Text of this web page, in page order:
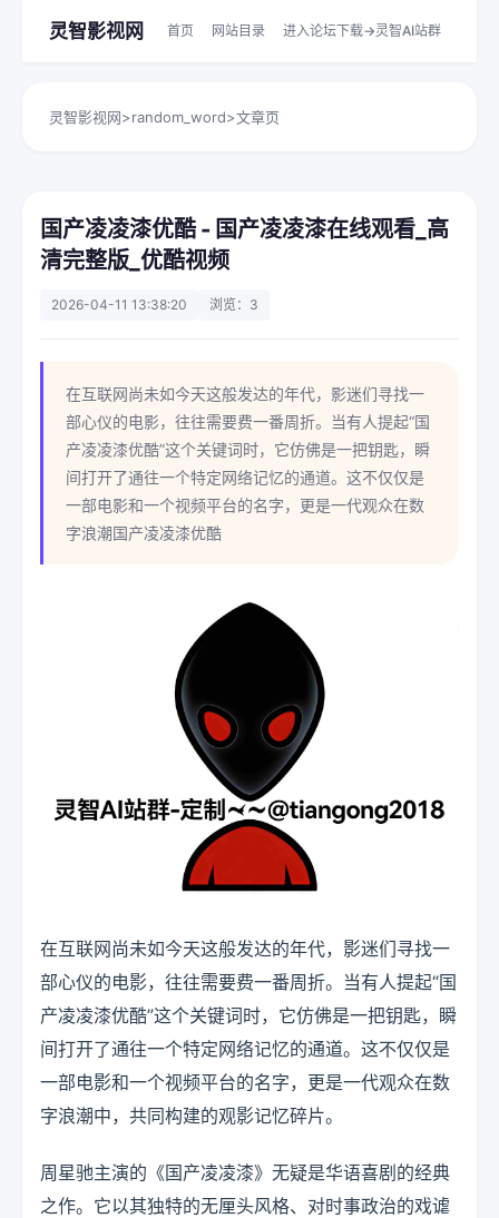
灵智影视网 首页 网站目录 进入论坛下载->灵智AI站群
灵智影视网>random_word>文章页
国产凌凌漆优酷 - 国产凌凌漆在线观看_高
清完整版_优酷视频
2026-04-11 13:38:20 浏览：3
在互联网尚未如今天这般发达的年代，影迷们寻找一
部心仪的电影，往往需要费一番周折。当有人提起“国
产凌凌漆优酷”这个关键词时，它仿佛是一把钥匙，瞬
间打开了通往一个特定网络记忆的通道。这不仅仅是
一部电影和一个视频平台的名字，更是一代观众在数
字浪潮国产凌凌漆优酷
在互联网尚未如今天这般发达的年代，影迷们寻找一
部心仪的电影，往往需要费一番周折。当有人提起“国
产凌凌漆优酷”这个关键词时，它仿佛是一把钥匙，瞬
间打开了通往一个特定网络记忆的通道。这不仅仅是
一部电影和一个视频平台的名字，更是一代观众在数
字浪潮中，共同构建的观影记忆碎片。
周星驰主演的《国产凌凌漆》无疑是华语喜剧的经典
之作。它以其独特的无厘头风格、对时事政治的戏谑